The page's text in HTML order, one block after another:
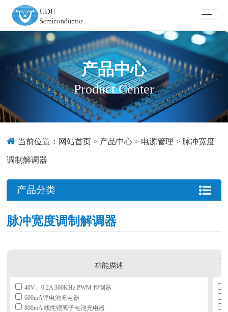
产品中心
Product Center
当前位置： 网站首页 > 产品中心 > 电源管理 > 脉冲宽度
调制解调器
产品分类
脉冲宽度调制解调器
功能描述
40V、0.2A 300KHz PWM 控制器
600mA锂电池充电器
800mA 线性锂离子电池充电器